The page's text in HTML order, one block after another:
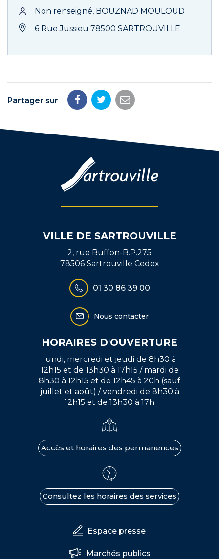
Non renseigné, BOUZNAD MOULOUD
6 Rue Jussieu 78500 SARTROUVILLE
Partager sur
PartagerPartagerPartager
VILLE DE SARTROUVILLE
2, rue Buffon-B.P.275
78506 Sartrouville Cedex
01 30 86 39 00
Nous contacter
HORAIRES D'OUVERTURE
lundi, mercredi et jeudi de 8h30 à
12h15 et de 13h30 à 17h15 / mardi de
8h30 à 12h15 et de 12h45 à 20h (sauf
juillet et août) / vendredi de 8h30 à
12h15 et de 13h30 à 17h
Accès et horaires des permanences
Consultez les horaires des services
Espace presse
Marchés publics